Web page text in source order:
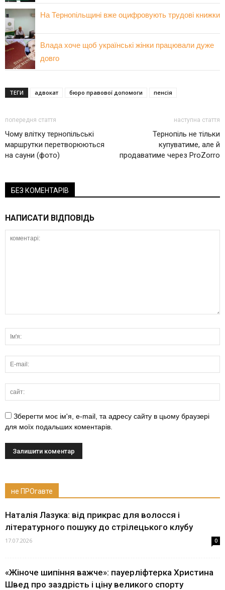
На Тернопільщині вже оцифровують трудові книжки
Влада хоче щоб українські жінки працювали дуже
довго
ТЕГИ адвокат бюро правової допомоги пенсія
попередня стаття
Чому влітку тернопільські
маршрутки перетворюються
на сауни (фото)
наступна стаття
Тернопіль не тільки
купуватиме, але й
продаватиме через ProZorro
БЕЗ КОМЕНТАРІВ
НАПИСАТИ ВІДПОВІДЬ
Зберегти моє ім'я, e-mail, та адресу сайту в цьому браузері
для моїх подальших коментарів.
не ПРОгавте
Наталія Лазука: від прикрас для волосся і
літературного пошуку до стрілецького клубу
17.07.2026 0
«Жіноче шипіння важче»: пауерліфтерка Христина
Швед про заздрість і ціну великого спорту